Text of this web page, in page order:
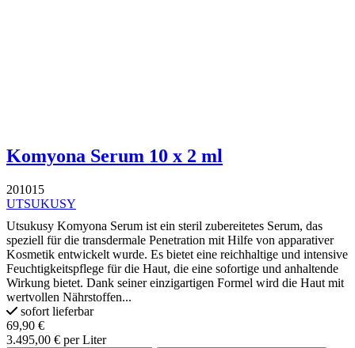
Komyona Serum 10 x 2 ml
201015
UTSUKUSY
Utsukusy Komyona Serum ist ein steril zubereitetes Serum, das
speziell für die transdermale Penetration mit Hilfe von apparativer
Kosmetik entwickelt wurde. Es bietet eine reichhaltige und intensive
Feuchtigkeitspflege für die Haut, die eine sofortige und anhaltende
Wirkung bietet. Dank seiner einzigartigen Formel wird die Haut mit
wertvollen Nährstoffen...
sofort lieferbar
69,90 €
3.495,00 € per Liter